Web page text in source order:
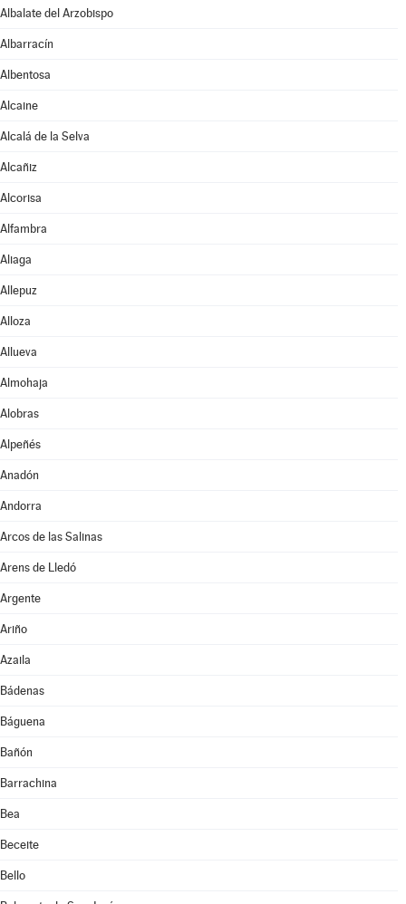
Albalate del Arzobispo
Albarracín
Albentosa
Alcaine
Alcalá de la Selva
Alcañiz
Alcorisa
Alfambra
Aliaga
Allepuz
Alloza
Allueva
Almohaja
Alobras
Alpeñés
Anadón
Andorra
Arcos de las Salinas
Arens de Lledó
Argente
Ariño
Azaila
Bádenas
Báguena
Bañón
Barrachina
Bea
Beceite
Bello